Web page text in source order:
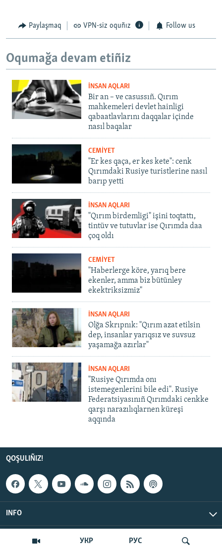
УКР РУС
Paylaşmaq VPN-siz oquñız Follow us
Oqumağa devam etiñiz
İNSAN AQLARI
Bir an – ve casussıñ. Qırım
mahkemeleri devlet hainligi
qabaatlavlarını daqqalar içinde
nasıl baqalar
CEMİYET
"Er kes qaça, er kes kete": cenk
Qırımdaki Rusiye turistlerine nasıl
barıp yetti
İNSAN AQLARI
"Qırım birdemligi" işini toqtattı,
tintüv ve tutuvlar ise Qırımda daa
çoq oldı
CEMİYET
"Haberlerge köre, yarıq bere
ekenler, amma biz bütünley
ekektriksizmiz"
İNSAN AQLARI
Olğa Skrıpnık: "Qırım azat etilsin
dep, insanlar yarıqsız ve suvsuz
yaşamağa azırlar"
İNSAN AQLARI
"Rusiye Qırımda onı
istemegenlerini bile edi". Rusiye
Federatsiyasınıñ Qırımdaki cenkke
qarşı narazılıqlarnen küreşi
aqqında
QOŞULIÑIZ!
INFO
© Qırım.Aqiqat, 2026 | All Rights Reserved.